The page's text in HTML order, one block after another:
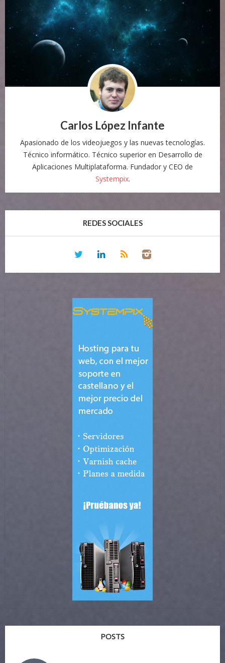
Carlos López Infante
Apasionado de los videojuegos y las nuevas tecnologías.
Técnico informático. Técnico superior en Desarrollo de
Aplicaciones Multiplataforma. Fundador y CEO de
Systempix.
REDES SOCIALES
POSTS